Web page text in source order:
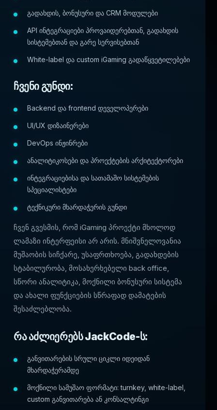
გადახდის, ბონუსური და CRM მოდულები
API ინტეგრაციები პროვაიდერებთან, გადახდის
სისტემებთან და გარე სერვისებთან
White-label და custom iGaming გადაწყვეტილებები
ჩვენი გუნდი:
Backend და frontend დეველოპერები
UI/UX დიზაინერები
DevOps ინჟინრები
ანალიტიკოსები და პროექტების არქიტექტორები
ინტეგრაციებისა და სათამაშო სისტემების
სპეციალისტები
ტექნიკური მხარდაჭერის გუნდი
ჩვენ გვესმის, რომ iGaming პროექტი მხოლოდ
ლამაზი ინტერფეისი არ არის. მნიშვნელოვანია
მუშაობის სიჩქარე, უსაფრთხოება, გადახდების
სტაბილურობა, მოსახერხებელი back office,
სწორი ანალიტიკა, მოქნილი ბონუსური სისტემა
და ახალი ფუნქციების სწრაფად დამატების
შესაძლებლობა.
რა აძლიერებს JackCode-ს:
განვითარების სრული ციკლი იდეიდან
მხარდაჭერამდე
მოქნილი სამუშაო ფორმატი: turnkey, white-label,
custom განვითარება ან კონსალტინგი